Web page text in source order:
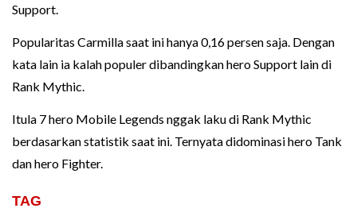
Support.
Popularitas Carmilla saat ini hanya 0,16 persen saja. Dengan
kata lain ia kalah populer dibandingkan hero Support lain di
Rank Mythic.
Itula 7 hero Mobile Legends nggak laku di Rank Mythic
berdasarkan statistik saat ini. Ternyata didominasi hero Tank
dan hero Fighter.
TAG